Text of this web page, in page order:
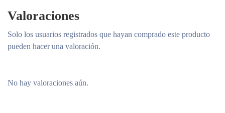
Valoraciones
No hay valoraciones aún.
Solo los usuarios registrados que hayan comprado este producto
pueden hacer una valoración.